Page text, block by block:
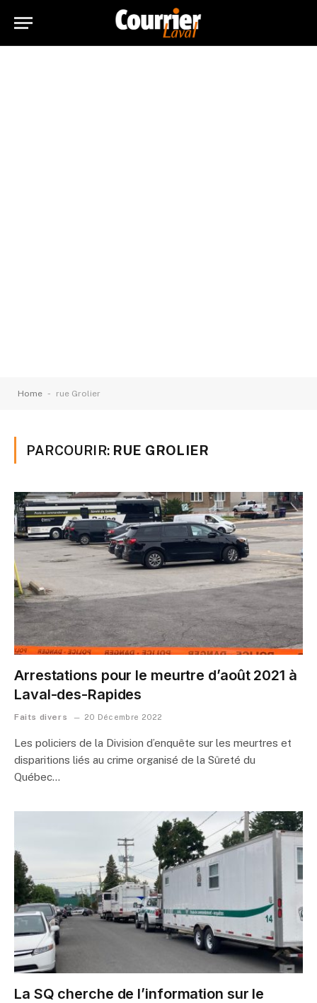
Home - rue Grolier
PARCOURIR: RUE GROLIER
Arrestations pour le meurtre d’août 2021 à
Laval-des-Rapides
Faits divers 20 Décembre 2022
Les policiers de la Division d’enquête sur les meurtres et
disparitions liés au crime organisé de la Sûreté du
Québec…
La SQ cherche de l’information sur le